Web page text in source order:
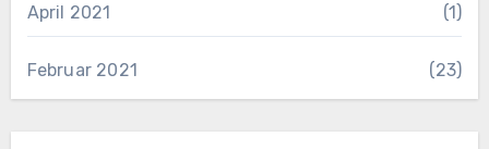
April 2021 (1)
Februar 2021 (23)